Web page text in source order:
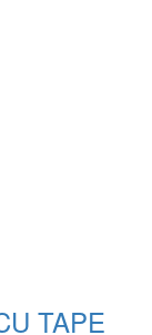
TAPE